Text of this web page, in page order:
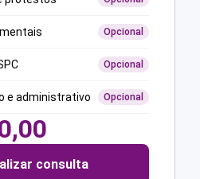
Opcional
Opcional
e administrativo Opcional
consulta